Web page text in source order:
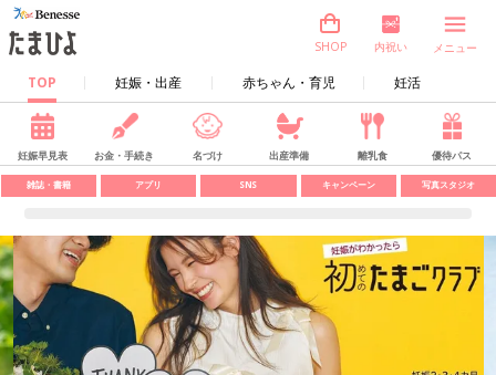
TOP 妊娠・出産 赤ちゃん・育児 妊活
SHOP 内祝い メニュー
妊娠早見表 お金・手続き 名づけ 出産準備 離乳食 優待パス
雑誌・書籍 アプリ SNS キャンペーン 写真スタジオ